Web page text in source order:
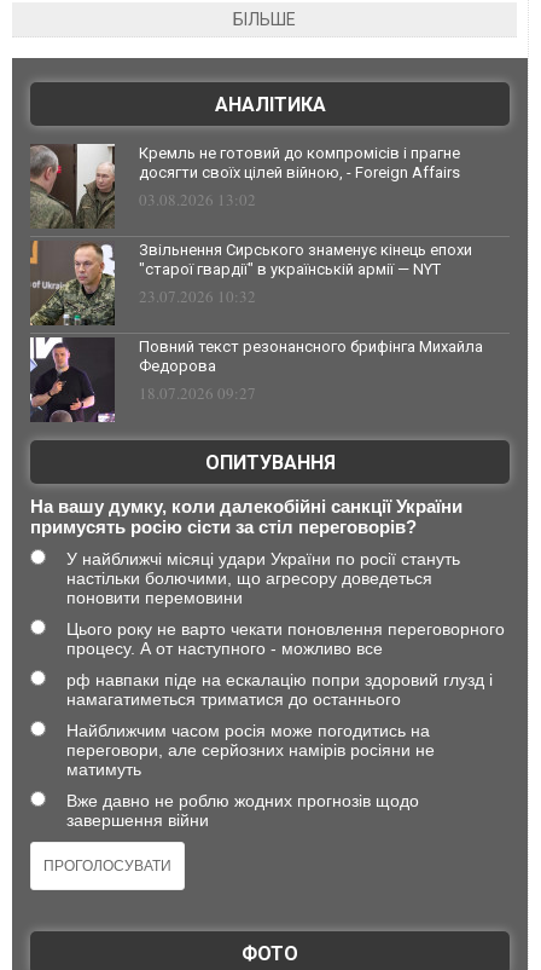
БІЛЬШЕ
АНАЛІТИКА
Кремль не готовий до компромісів і прагне
досягти своїх цілей війною, - Foreign Affairs
03.08.2026 13:02
Звільнення Сирського знаменує кінець епохи
"старої гвардії" в українській армії — NYT
23.07.2026 10:32
Повний текст резонансного брифінга Михайла
Федорова
18.07.2026 09:27
ОПИТУВАННЯ
На вашу думку, коли далекобійні санкції України
примусять росію сісти за стіл переговорів?
У найближчі місяці удари України по росії стануть
настільки болючими, що агресору доведеться
поновити перемовини
Цього року не варто чекати поновлення переговорного
процесу. А от наступного - можливо все
рф навпаки піде на ескалацію попри здоровий глузд і
намагатиметься триматися до останнього
Найближчим часом росія може погодитись на
переговори, але серйозних намірів росіяни не
матимуть
Вже давно не роблю жодних прогнозів щодо
завершення війни
ФОТО